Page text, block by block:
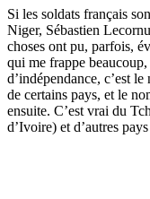
Si les soldats français
Niger, Sébastien
choses ont pu, parfois,
qui me frappe
d’indépendance, c’est
de certains pays, et le
ensuite. C’est vrai du
d’Ivoire) et d’autres